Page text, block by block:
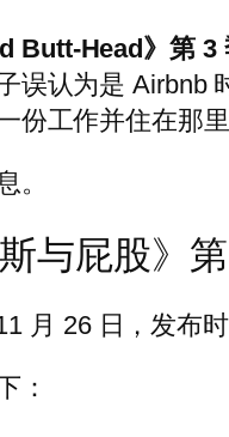
Butt-Head》第 3
误认为是 Airbnb
份工作并住在那里
。
与屁股》
月 26 日，发布
：